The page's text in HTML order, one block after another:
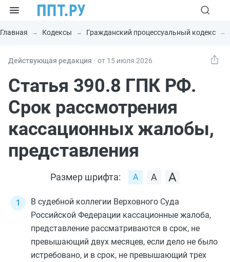
Главная Кодексы Гражданский процессуальный кодекс
Действующая редакция ⸱ от 15 июля 2026
Статья 390.8 ГПК РФ.
Срок рассмотрения
кассационных жалобы,
представления
Размер шрифта:
В судебной коллегии Верховного Суда
Российской Федерации кассационные жалоба,
представление рассматриваются в срок, не
превышающий двух месяцев, если дело не было
истребовано, и в срок, не превышающий трех